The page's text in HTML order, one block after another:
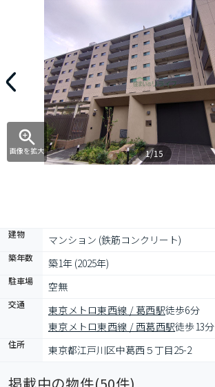
画像を拡大 1/15
建物 マンション (鉄筋コンクリート)
築年数 築1年 (2025年)
駐車場 空無
交通 東京メトロ東西線 / 葛西駅徒歩6分
東京メトロ東西線 / 西葛西駅徒歩13分
住所 東京都江戸川区中葛西５丁目25-2